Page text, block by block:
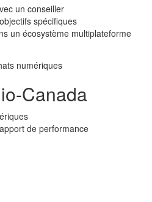
un conseiller
spécifiques
un écosystème multiplateforme
Canada
de performance